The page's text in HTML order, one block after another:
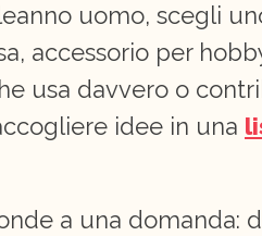
uomo, scegli
accessorio per
usa davvero o
idee in una
a una domanda: